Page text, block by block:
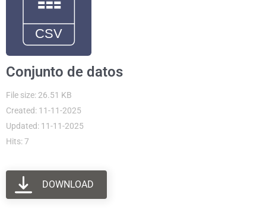
Conjunto de datos
File size: 26.51 KB
Created: 11-11-2025
Updated: 11-11-2025
Hits: 7
DOWNLOAD